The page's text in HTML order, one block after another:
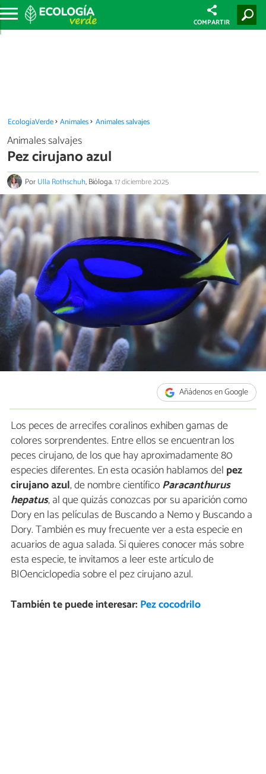
COMPARTIR
EcologíaVerde Animales Animales salvajes
Animales salvajes
Pez cirujano azul
PorUlla Rothschuh, Bióloga.17 diciembre 2025
Añádenos en Google
Los peces de arrecifes coralinos exhiben gamas de
colores sorprendentes. Entre ellos se encuentran los
peces cirujano, de los que hay aproximadamente 80
especies diferentes. En esta ocasión hablamos del pez
cirujano azul, de nombre científicoParacanthurus
hepatus, al que quizás conozcas por su aparición como
Dory en las películas de Buscando a Nemo y Buscando a
Dory. También es muy frecuente ver a esta especie en
acuarios de agua salada. Si quieres conocer más sobre
esta especie, te invitamos a leer este artículo de
BIOenciclopedia sobre el pez cirujano azul.
También te puede interesar: Pez cocodrilo